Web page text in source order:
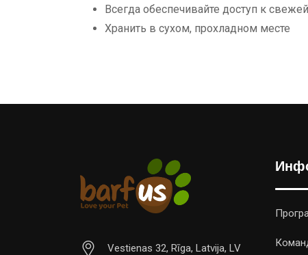
Всегда обеспечивайте доступ к
Хранить в сухом, прохладном месте
Vestienas 32, Rīga, Latvija, LV